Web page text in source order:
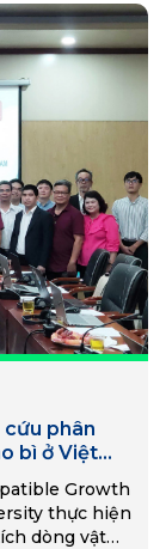
phân
bì ở Việt
Growth
thực hiện
dòng vật